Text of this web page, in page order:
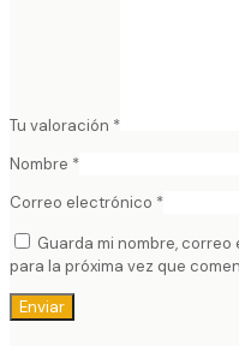
Tu valoración *
Nombre *
Correo electrónico *
Guarda mi nombre,
para la próxima vez que